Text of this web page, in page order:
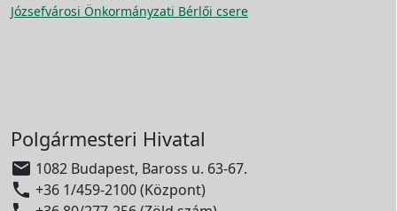
Józsefvárosi Önkormányzati Bérlői csere
Polgármesteri Hivatal
 1082 Budapest, Baross u. 63-67.
 +36 1/459-2100 (Központ)